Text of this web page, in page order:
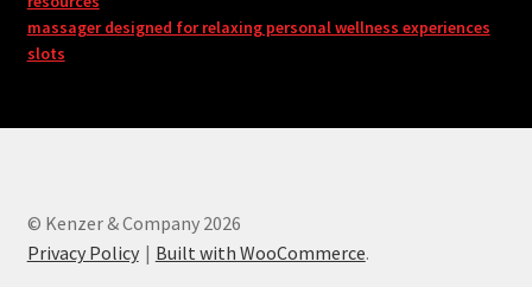
massager designed for relaxing personal wellness experiences
slots
© Kenzer & Company 2026
Privacy Policy
Built with WooCommerce.